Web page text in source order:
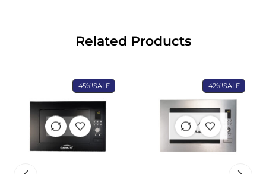
Related Products
SALE!
42%
غير متوفر
في المخزون
SALE!
45%